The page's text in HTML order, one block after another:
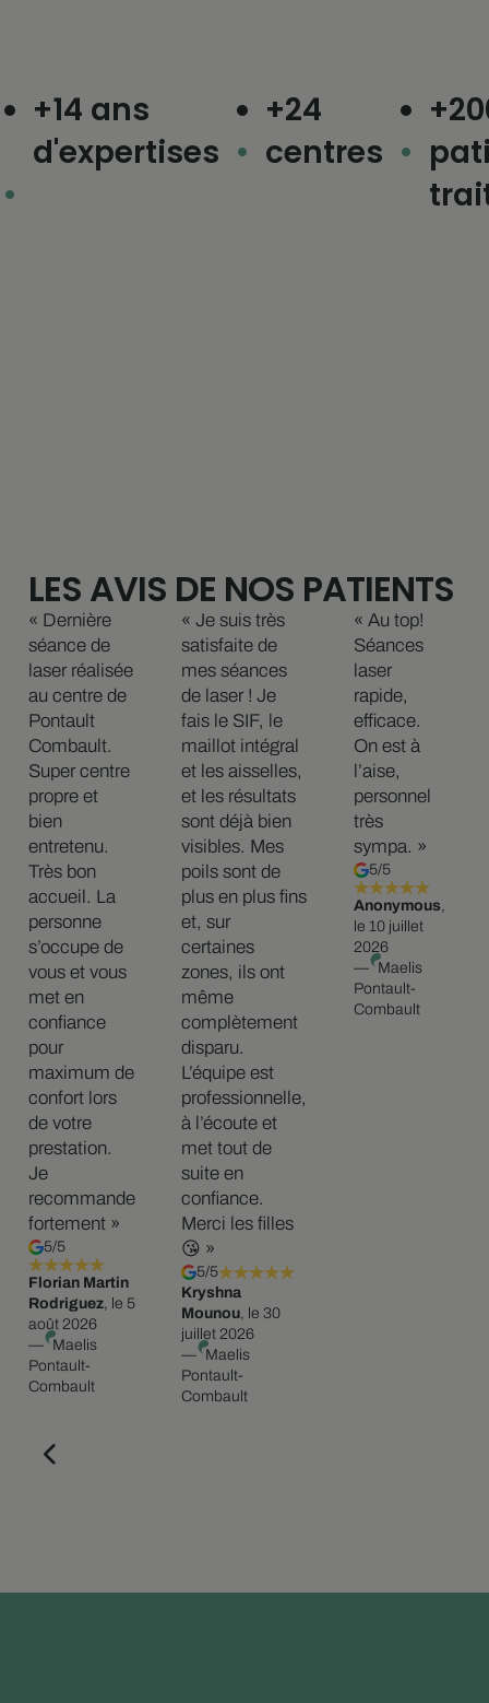
ans
+24
centres
+200
traités
LES AVIS DE NOS PATIENTS
« Dernière
séance de
laser réalisée
au centre de
Pontault
Combault.
Super centre
propre et
bien
entretenu.
Très bon
accueil. La
personne
s’occupe de
vous et vous
met en
confiance
pour
maximum de
confort lors
de votre
prestation.
Je
recommande
fortement »
5/5
Florian Martin
Rodriguez, le 5
août 2026
— Maelis
Pontault-
Combault
« Je suis très
satisfaite de
mes séances
de laser ! Je
fais le SIF, le
maillot intégral
et les aisselles,
et les résultats
sont déjà bien
visibles. Mes
poils sont de
plus en plus fins
et, sur
certaines
zones, ils ont
même
complètement
disparu.
L’équipe est
professionnelle,
à l’écoute et
met tout de
suite en
confiance.
Merci les filles
😘 »
5/5
Kryshna
Mounou, le 30
juillet 2026
— Maelis
Pontault-
Combault
« Au top!
Séances
laser
rapide,
efficace.
On est à
l’aise,
personnel
très
sympa. »
5/5
Anonymous,
le 10 juillet
2026
— Maelis
Pontault-
Combault